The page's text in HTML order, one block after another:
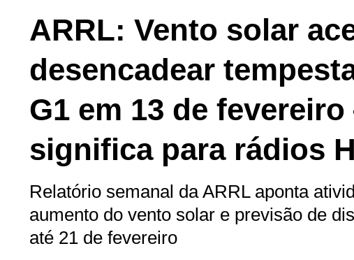
ARRL: Vento solar
desencadear
G1 em 13 de
significa para rádios
Relatório semanal da ARRL aponta
aumento do vento solar e previsão de
até 21 de fevereiro